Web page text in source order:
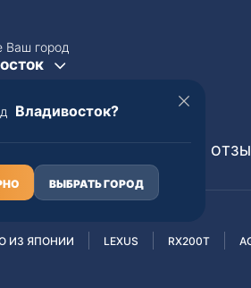
Ваш город
Владивосток?
ВЫБРАТЬ ГОРОД
ИЗ ЯПОНИИ LEXUS RX200T